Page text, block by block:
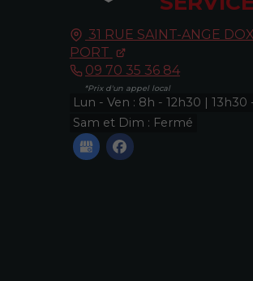
31 RUE SAINT-ANGE
PORT
09 70 35 36 84
Lun - Ven : 8h - 12h30 | 13h30
Sam et Dim : Fermé